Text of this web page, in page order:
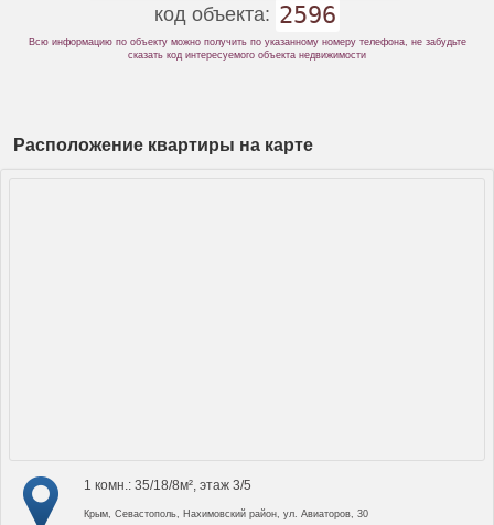
код объекта: 2596
Всю информацию по объекту можно получить по указанному номеру телефона, не забудьте
сказать код интересуемого объекта недвижимости
Расположение квартиры на карте
1 комн.: 35/18/8м², этаж 3/5
Крым, Севастополь, Нахимовский район, ул. Авиаторов, 30